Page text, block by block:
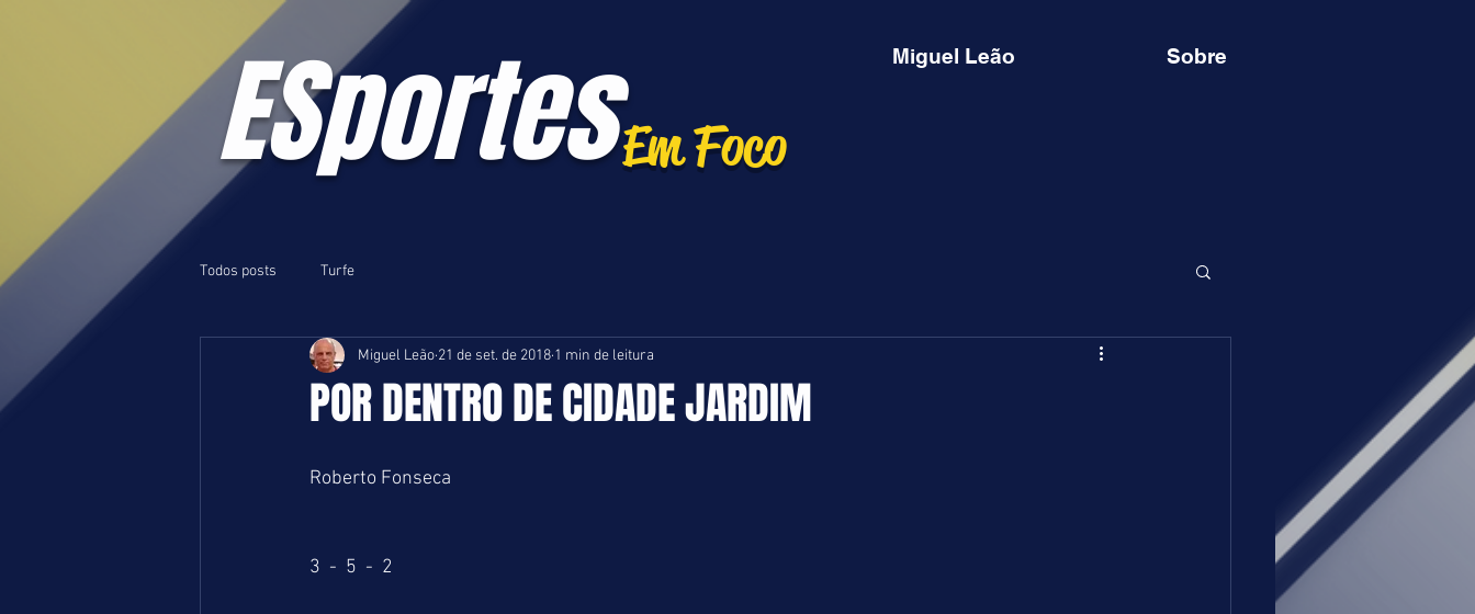
ESportesEm Foco
Miguel Leão Sobre
Todos posts Turfe
POR DENTRO DE CIDADE JARDIM
Miguel Leão 21 de set. de 2018 1 min de leitura
Roberto Fonseca
3  -  5  -  2